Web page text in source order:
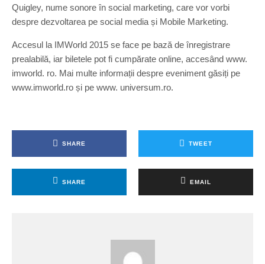
Quigley, nume sonore în social marketing, care vor vorbi
despre dezvoltarea pe social media și Mobile Marketing.
Accesul la IMWorld 2015 se face pe bază de înregistrare
prealabilă, iar biletele pot fi cumpărate online, accesând www.
imworld. ro. Mai multe informații despre eveniment găsiți pe
www.imworld.ro și pe www. universum.ro.
SHARE TWEET
SHARE EMAIL